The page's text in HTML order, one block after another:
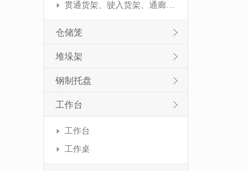
贯通货架、驶入货架、通廊货架
仓储笼
堆垛架
钢制托盘
工作台
工作台
工作桌